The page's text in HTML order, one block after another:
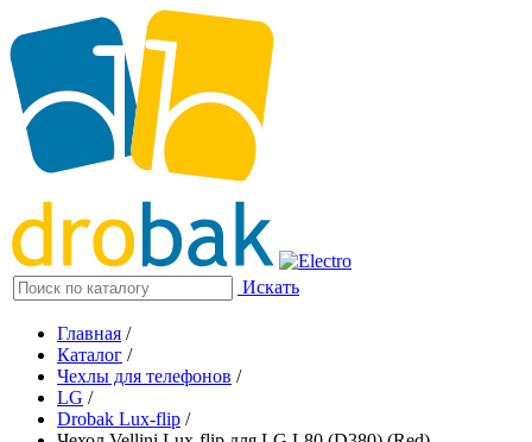
Искать
Главная /
Каталог /
Чехлы для телефонов /
LG /
Drobak Lux-flip /